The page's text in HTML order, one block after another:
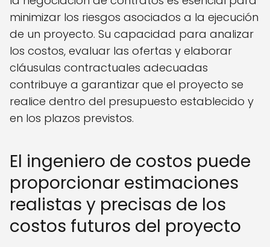
minimizar los riesgos asociados a la ejecución
de un proyecto. Su capacidad para analizar
los costos, evaluar las ofertas y elaborar
cláusulas contractuales adecuadas
contribuye a garantizar que el proyecto se
realice dentro del presupuesto establecido y
en los plazos previstos.
El ingeniero de costos puede
proporcionar estimaciones
realistas y precisas de los
costos futuros del proyecto